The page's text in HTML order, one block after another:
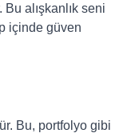
alışkanlık seni
içinde güven
Bu, portfolyo gibi